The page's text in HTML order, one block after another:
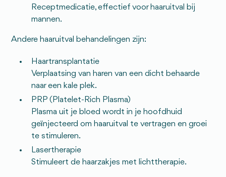
Receptmedicatie, effectief voor haaruitval bij
mannen.
Andere haaruitval behandelingen zijn:
Haartransplantatie
Verplaatsing van haren van een dicht behaarde
naar een kale plek.
PRP (Platelet-Rich Plasma)
Plasma uit je bloed wordt in je hoofdhuid
geïnjecteerd om haaruitval te vertragen en groei
te stimuleren.
Lasertherapie
Stimuleert de haarzakjes met lichttherapie.